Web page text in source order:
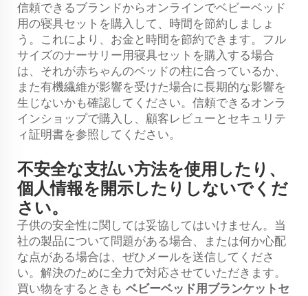
信頼できるブランドからオンラインでベビーベッド
用の寝具セットを購入して、時間を節約しましょ
う。これにより、お金と時間を節約できます。フル
サイズのナーサリー用寝具セットを購入する場合
は、それが赤ちゃんのベッドの柱に合っているか、
また有機繊維が影響を受けた場合に長期的な影響を
生じないかも確認してください。信頼できるオンラ
インショップで購入し、顧客レビューとセキュリテ
ィ証明書を参照してください。
不安全な支払い方法を使用したり、
個人情報を開示したりしないでくだ
さい。
子供の安全性に関しては妥協してはいけません。当
社の製品について問題がある場合、または何か心配
な点がある場合は、ぜひメールを送信してくださ
い。解決のために全力で対応させていただきます。
買い物をするときも ベビーベッド用ブランケットセ